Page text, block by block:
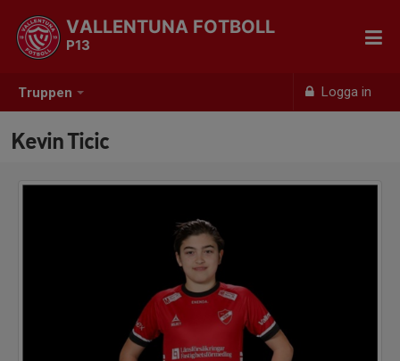
Truppen Logga in
VALLENTUNA FOTBOLL
P13
Kevin Ticic